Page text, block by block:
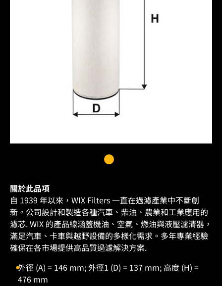
關於此品項
自 1939 年以來，WIX Filters 一直在過濾產業中不斷創
新。公司設計和製造各種汽車、柴油、農業和工業應用的
濾芯. WIX 的產品線涵蓋機油、空氣、燃油與液壓濾清器，
滿足汽車、卡車與越野設備的多樣化需求。多年專業經驗
確保在各市場提供高品質過濾解決方案.
外徑 (A) = 146 mm; 外徑1 (D) = 137 mm; 高度 (H) =
476 mm